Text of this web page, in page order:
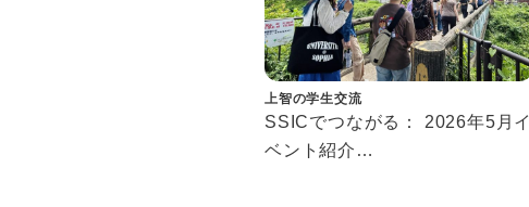
上智の学生交流
SSICでつながる： 2026年5月イ
ベント紹介